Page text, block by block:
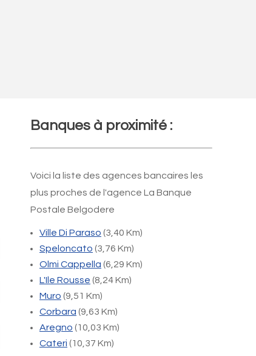
Banques à proximité :
Voici la liste des agences bancaires les
plus proches de l'agence La Banque
Postale Belgodere
Ville Di Paraso (3,40 Km)
Speloncato (3,76 Km)
Olmi Cappella (6,29 Km)
L'Ile Rousse (8,24 Km)
Muro (9,51 Km)
Corbara (9,63 Km)
Aregno (10,03 Km)
Cateri (10,37 Km)